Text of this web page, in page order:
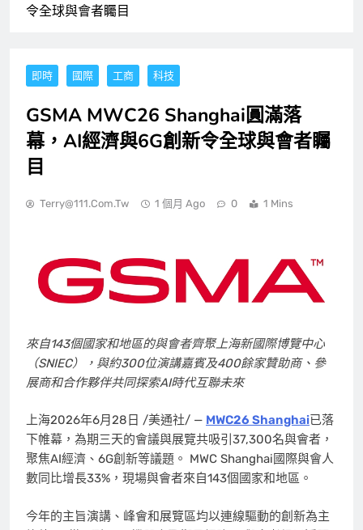
令全球與會者矚目
即時 國際 工商 科技
GSMA MWC26 Shanghai圓滿落
幕，AI經濟與6G創新令全球與會者矚
目
Terry@111.com.tw 1 個月 Ago 0 1 Mins
來自143個國家和地區的與會者齊聚上海新國際博覽中心
（SNIEC），與約300位演講嘉賓及400餘家贊助商、參
展商和合作夥伴共同探索AI時代互聯未來
上海2026年6月28日 /美通社/ — MWC26 Shanghai已落
下帷幕，為期三天的會議與展覽共吸引37,300名與會者，
聚焦AI經濟、6G創新等議題。 MWC Shanghai國際與會人
數同比增長33%，現場與會者來自143個國家和地區。
今年的主旨演講、峰會和展覽區均以連線驅動的創新為主